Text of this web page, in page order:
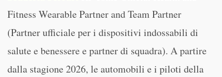
Fitness Wearable Partner and Team Partner
(Partner ufficiale per i dispositivi indossabili di
salute e benessere e partner di squadra). A partire
dalla stagione 2026, le automobili e i piloti della